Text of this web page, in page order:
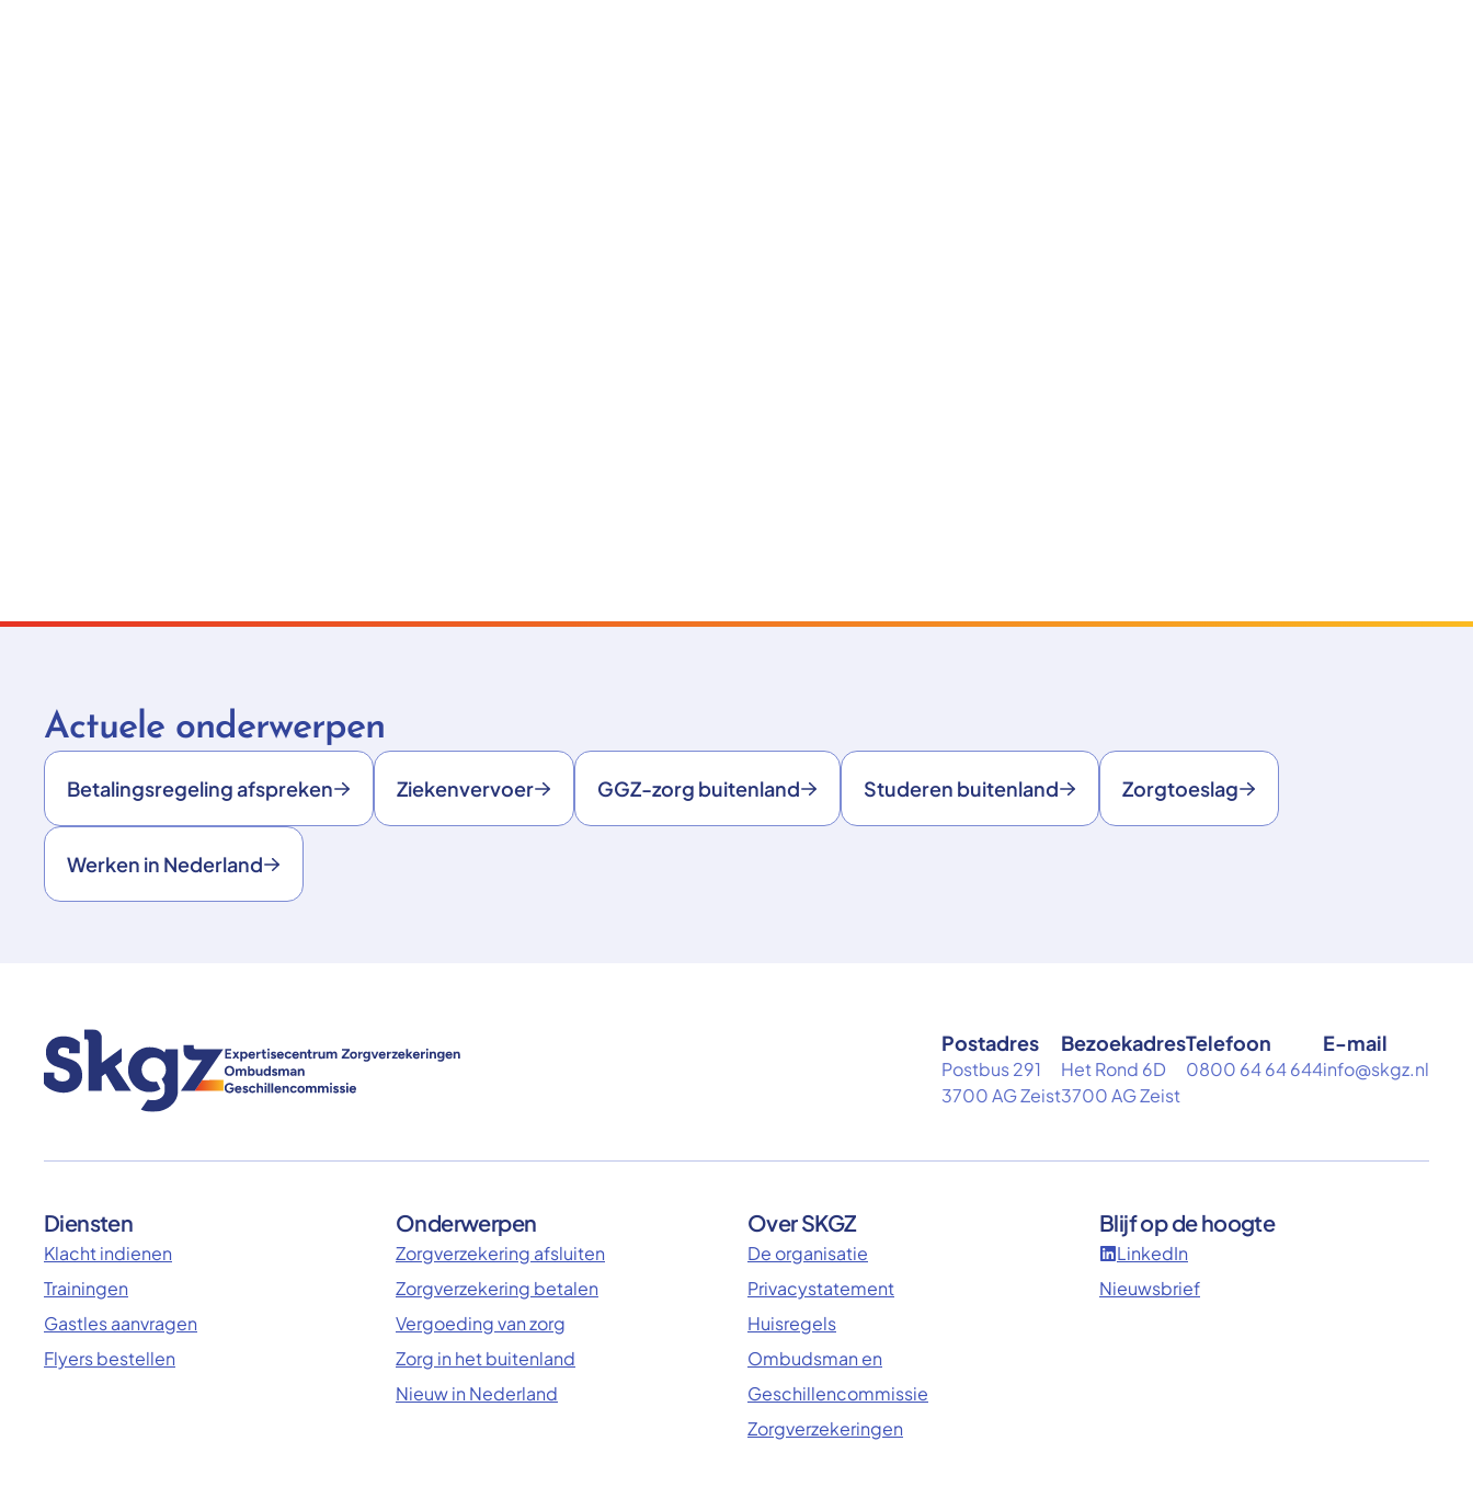
Actuele onderwerpen
Betalingsregeling afspreken Ziekenvervoer GGZ-zorg buitenland Studeren buitenland Zorgtoeslag
Werken in Nederland
Postadres
Postbus 291
3700 AG Zeist
Bezoekadres
Het Rond 6D
3700 AG Zeist
Telefoon
0800 64 64 644
E-mail
info@skgz.nl
Diensten
Klacht indienen
Trainingen
Gastles aanvragen
Flyers bestellen
Onderwerpen
Zorgverzekering afsluiten
Zorgverzekering betalen
Vergoeding van zorg
Zorg in het buitenland
Nieuw in Nederland
Over SKGZ
De organisatie
Privacystatement
Huisregels
Ombudsman en
Geschillencommissie
Zorgverzekeringen
Blijf op de hoogte
LinkedIn
Nieuwsbrief